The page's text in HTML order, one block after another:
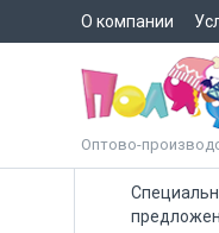
О компании
Оптово-